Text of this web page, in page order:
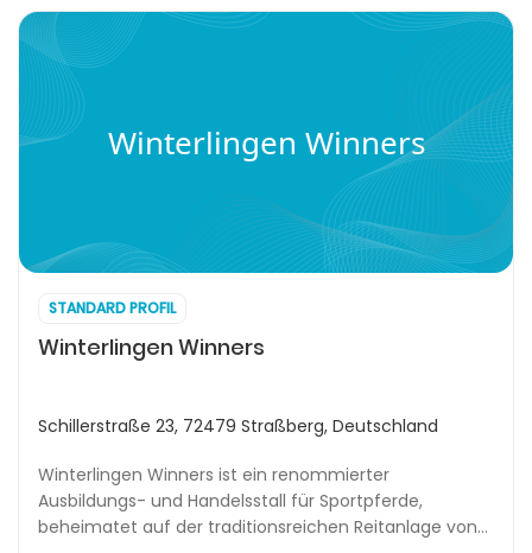
Winterlingen Winners
STANDARD PROFIL
Winterlingen Winners
Schillerstraße 23, 72479 Straßberg, Deutschland
Winterlingen Winners ist ein renommierter
Ausbildungs- und Handelsstall für Sportpferde,
beheimatet auf der traditionsreichen Reitanlage von